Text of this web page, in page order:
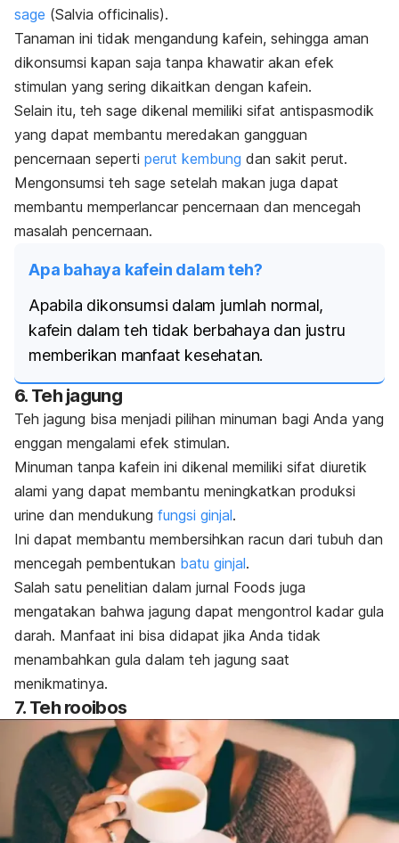
sage (Salvia officinalis).
Tanaman ini tidak mengandung kafein, sehingga aman
dikonsumsi kapan saja tanpa khawatir akan efek
stimulan yang sering dikaitkan dengan kafein.
Selain itu, teh sage dikenal memiliki sifat antispasmodik
yang dapat membantu meredakan gangguan
pencernaan seperti perut kembung dan sakit perut.
Mengonsumsi teh sage setelah makan juga dapat
membantu memperlancar pencernaan dan mencegah
masalah pencernaan.
Apa bahaya kafein dalam teh?
Apabila dikonsumsi dalam jumlah normal,
kafein dalam teh tidak berbahaya dan justru
memberikan manfaat kesehatan.
6. Teh jagung
Teh jagung bisa menjadi pilihan minuman bagi Anda yang
enggan mengalami efek stimulan.
Minuman tanpa kafein ini dikenal memiliki sifat diuretik
alami yang dapat membantu meningkatkan produksi
urine dan mendukung fungsi ginjal.
Ini dapat membantu membersihkan racun dari tubuh dan
mencegah pembentukan batu ginjal.
Salah satu penelitian dalam jurnal Foods juga
mengatakan bahwa jagung dapat mengontrol kadar gula
darah. Manfaat ini bisa didapat jika Anda tidak
menambahkan gula dalam teh jagung saat
menikmatinya.
7. Teh rooibos